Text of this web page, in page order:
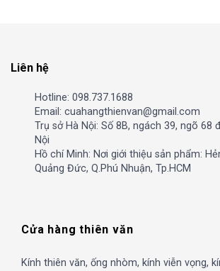
Liên hệ
Hotline: 098.737.1688
Email: cuahangthienvan@gmail.com
Trụ sở Hà Nội: Số 8B, ngách 39, ngõ 68
Nội
Hồ chí Minh: Nơi giới thiệu sản phẩm:
Quảng Đức, Q.Phú Nhuận, Tp.HCM
Cửa hàng thiên văn
Kính thiên văn, ống nhòm, kính viễn vọng,